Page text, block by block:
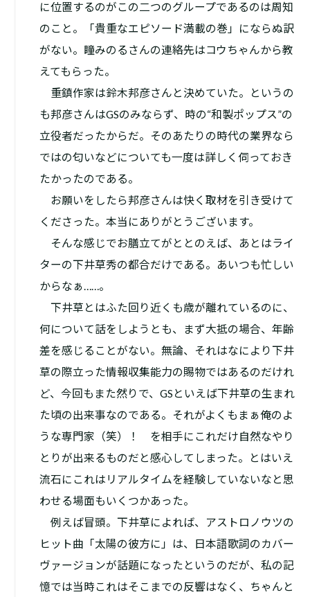
に位置するのがこの二つのグループであるのは周知
のこと。「貴重なエピソード満載の巻」にならぬ訳
がない。瞳みのるさんの連絡先はコウちゃんから教
えてもらった。
重鎮作家は鈴木邦彦さんと決めていた。というの
も邦彦さんはGSのみならず、時の“和製ポップス”の
立役者だったからだ。そのあたりの時代の業界なら
ではの匂いなどについても一度は詳しく伺っておき
たかったのである。
お願いをしたら邦彦さんは快く取材を引き受けて
くださった。本当にありがとうございます。
そんな感じでお膳立てがととのえば、あとはライ
ターの下井草秀の都合だけである。あいつも忙しい
からなぁ……。
下井草とはふた回り近くも歳が離れているのに、
何について話をしようとも、まず大抵の場合、年齢
差を感じることがない。無論、それはなにより下井
草の際立った情報収集能力の賜物ではあるのだけれ
ど、今回もまた然りで、GSといえば下井草の生まれ
た頃の出来事なのである。それがよくもまぁ俺のよ
うな専門家（笑）！ を相手にこれだけ自然なやり
とりが出来るものだと感心してしまった。とはいえ
流石にこれはリアルタイムを経験していないなと思
わせる場面もいくつかあった。
例えば冒頭。下井草によれば、アストロノウツの
ヒット曲「太陽の彼方に」は、日本語歌詞のカバー
ヴァージョンが話題になったというのだが、私の記
憶では当時これはそこまでの反響はなく、ちゃんと